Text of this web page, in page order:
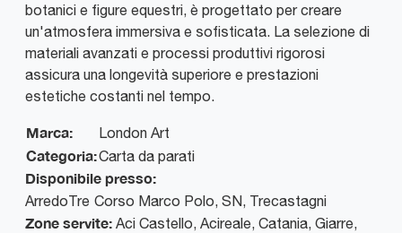
botanici e figure equestri, è progettato per creare
un'atmosfera immersiva e sofisticata. La selezione di
materiali avanzati e processi produttivi rigorosi
assicura una longevità superiore e prestazioni
estetiche costanti nel tempo.
Marca: London Art
Categoria:Carta da parati
Disponibile presso:
ArredoTre Corso Marco Polo, SN, Trecastagni
Zone servite: Aci Castello, Acireale, Catania, Giarre,